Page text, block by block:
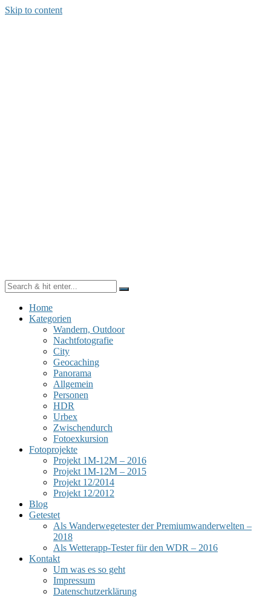
Skip to content
Home
Kategorien
Wandern, Outdoor
Nachtfotografie
City
Geocaching
Panorama
Allgemein
Personen
HDR
Urbex
Zwischendurch
Fotoexkursion
Fotoprojekte
Projekt 1M-12M – 2016
Projekt 1M-12M – 2015
Projekt 12/2014
Projekt 12/2012
Blog
Getestet
Als Wanderwegetester der Premiumwanderwelten –
2018
Als Wetterapp-Tester für den WDR – 2016
Kontakt
Um was es so geht
Impressum
Datenschutzerklärung